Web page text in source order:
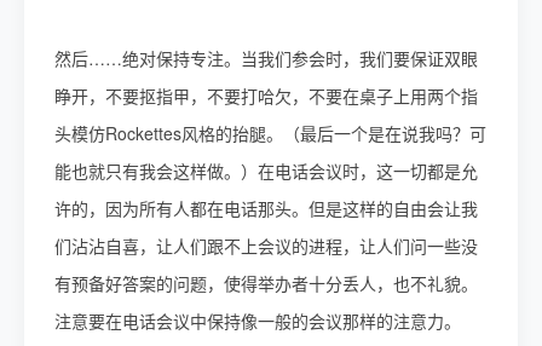
然后……绝对保持专注。当我们参会时，我们要保证双眼
睁开，不要抠指甲，不要打哈欠，不要在桌子上用两个指
头模仿Rockettes风格的抬腿。（最后一个是在说我吗？可
能也就只有我会这样做。）在电话会议时，这一切都是允
许的，因为所有人都在电话那头。但是这样的自由会让我
们沾沾自喜，让人们跟不上会议的进程，让人们问一些没
有预备好答案的问题，使得举办者十分丢人，也不礼貌。
注意要在电话会议中保持像一般的会议那样的注意力。